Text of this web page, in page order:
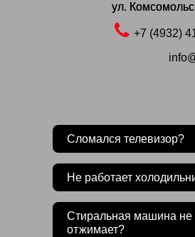
ул.
+7 (4932)
Сломался телевизор?
Не работает
Стиральная машина не
отжимает?